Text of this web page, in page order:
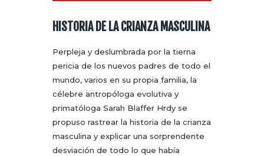
HISTORIA DE LA CRIANZA MASCULINA
Perpleja y deslumbrada por la tierna
pericia de los nuevos padres de todo el
mundo, varios en su propia familia, la
célebre antropóloga evolutiva y
primatóloga Sarah Blaffer Hrdy se
propuso rastrear la historia de la crianza
masculina y explicar una sorprendente
desviación de todo lo que había